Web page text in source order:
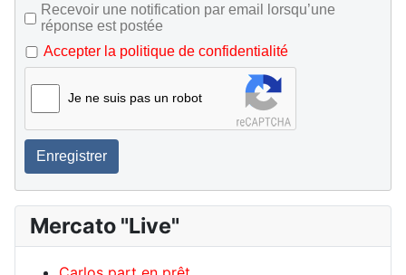
Recevoir une notification par email lorsqu’une
réponse est postée
Accepter la politique de confidentialité
Je ne suis pas un robot
Enregistrer
Mercato "Live"